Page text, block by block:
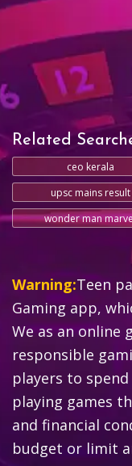
Related
ceo kerala
upsc mains result
wonder man
Warning:Teen
Gaming app,
We as an
responsible
players to
playing games
and financial
budget or limit